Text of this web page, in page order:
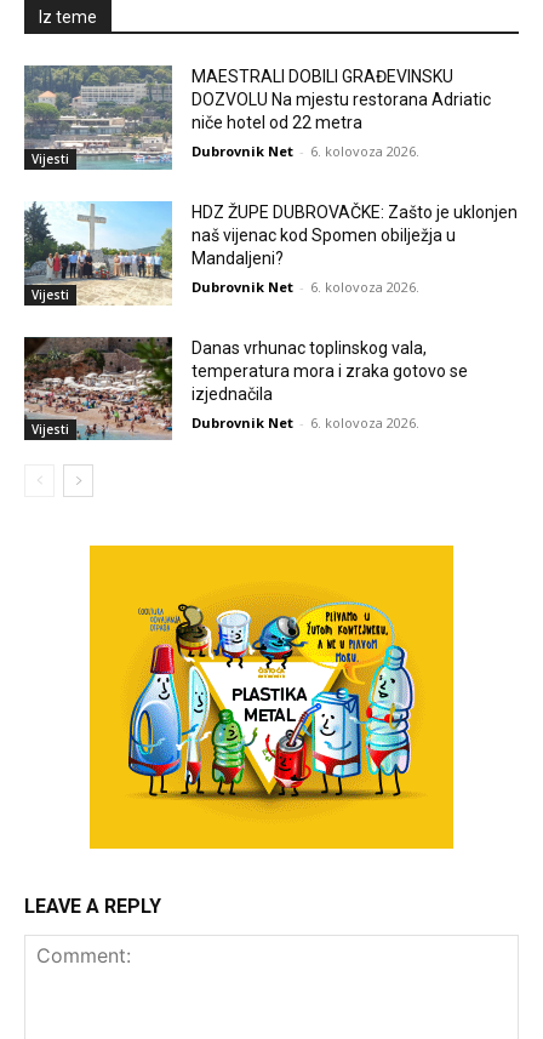
Iz teme
Vijesti
MAESTRALI DOBILI GRAĐEVINSKU
DOZVOLU Na mjestu restorana Adriatic
niče hotel od 22 metra
Dubrovnik Net - 6. kolovoza 2026.
Vijesti
HDZ ŽUPE DUBROVAČKE: Zašto je uklonjen
naš vijenac kod Spomen obilježja u
Mandaljeni?
Dubrovnik Net - 6. kolovoza 2026.
Vijesti
Danas vrhunac toplinskog vala,
temperatura mora i zraka gotovo se
izjednačila
Dubrovnik Net - 6. kolovoza 2026.
LEAVE A REPLY